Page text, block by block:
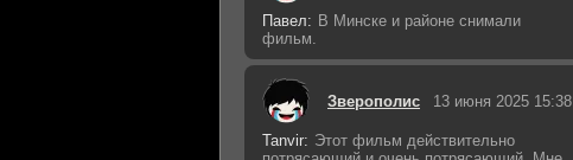
Павел: В Минске и районе снимали
фильм.
Зверополис 13 июня 2025 15:38
Tanvir: Этот фильм действительно